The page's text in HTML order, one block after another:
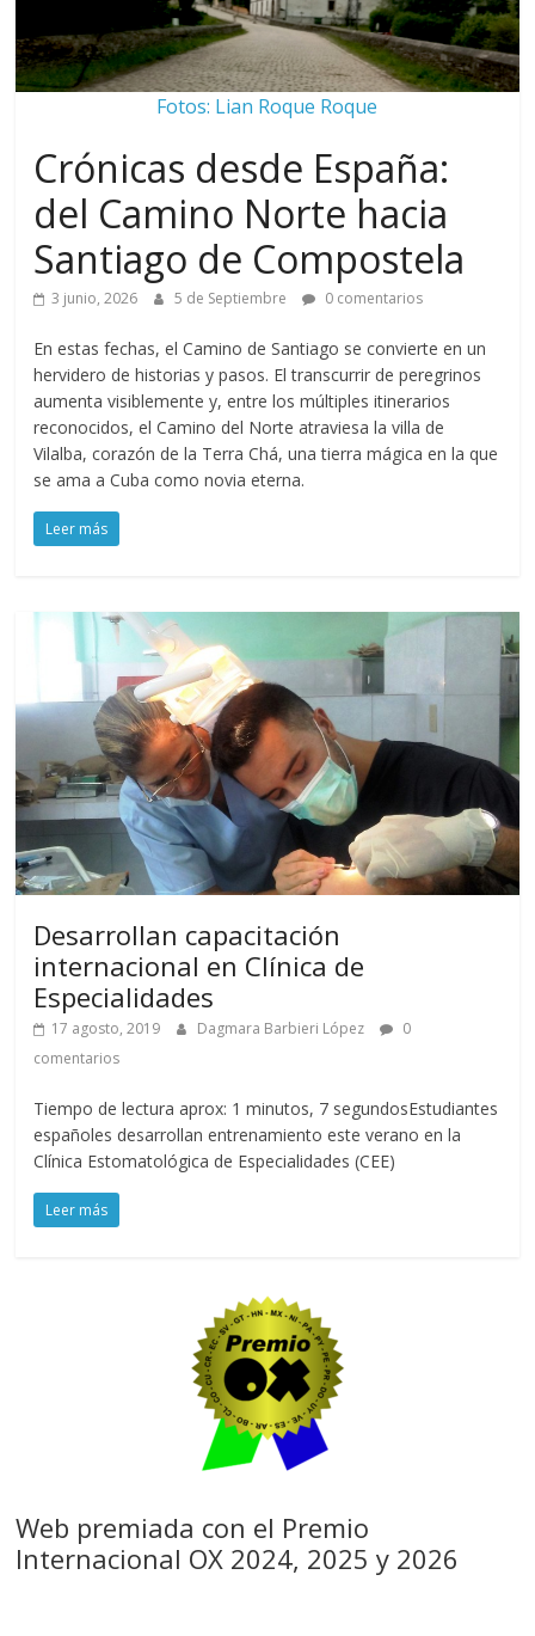
Fotos: Lian Roque Roque
Crónicas desde España:
del Camino Norte hacia
Santiago de Compostela
3 junio, 2026 5 de Septiembre 0 comentarios
En estas fechas, el Camino de Santiago se convierte en un
hervidero de historias y pasos. El transcurrir de peregrinos
aumenta visiblemente y, entre los múltiples itinerarios
reconocidos, el Camino del Norte atraviesa la villa de
Vilalba, corazón de la Terra Chá, una tierra mágica en la que
se ama a Cuba como novia eterna.
Leer más
Desarrollan capacitación
internacional en Clínica de
Especialidades
17 agosto, 2019 Dagmara Barbieri López
0
comentarios
Tiempo de lectura aprox: 1 minutos, 7 segundosEstudiantes
españoles desarrollan entrenamiento este verano en la
Clínica Estomatológica de Especialidades (CEE)
Leer más
Web premiada con el Premio
Internacional OX 2024, 2025 y 2026